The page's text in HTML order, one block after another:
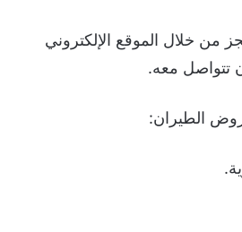
من خلال الموقع الإلكتروني
تتواصل معه.
الطيران: